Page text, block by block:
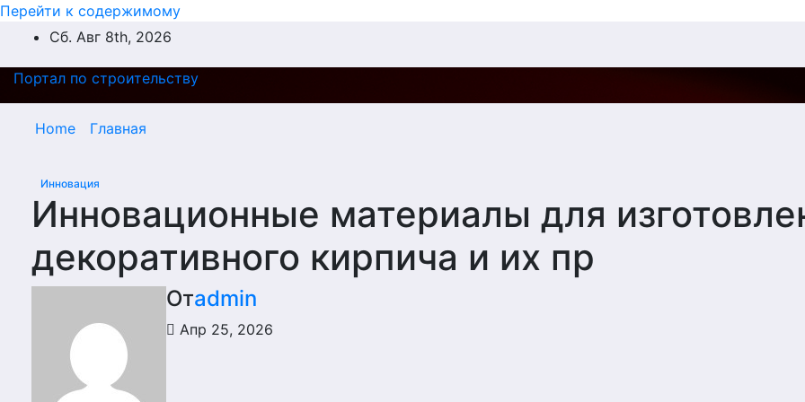
Перейти к содержимому
Сб. Авг 8th, 2026
Портал по строительству
Home Главная
Инновация
Инновационные материалы для
декоративного кирпича и их пр
Отadmin
Апр 25, 2026